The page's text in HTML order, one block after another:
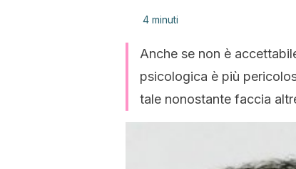
4 minuti
Anche se non è
psicologica è più
tale nonostante faccia